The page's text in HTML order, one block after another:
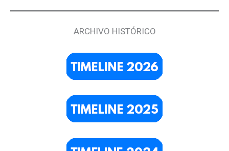
ARCHIVO HISTÓRICO